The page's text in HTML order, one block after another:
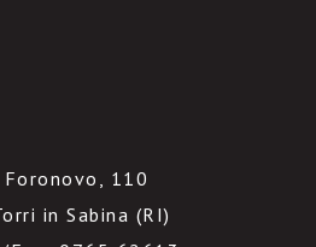
Foronovo, 110
in Sabina (RI)